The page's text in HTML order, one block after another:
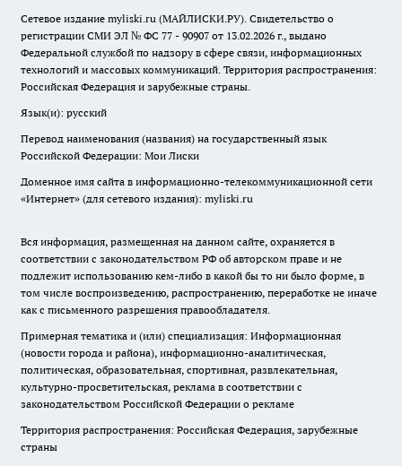
Сетевое издание myliski.ru (МАЙЛИСКИ.РУ). Свидетельство о
регистрации СМИ ЭЛ № ФС 77 - 90907 от 13.02.2026 г., выдано
Федеральной службой по надзору в сфере связи, информационных
технологий и массовых коммуникаций. Территория распространения:
Российская Федерация и зарубежные страны.
Язык(и): русский
Перевод наименования (названия) на государственный язык
Российской Федерации: Мои Лиски
Доменное имя сайта в информационно-телекоммуникационной сети
«Интернет» (для сетевого издания): myliski.ru
Вся информация, размещенная на данном сайте, охраняется в
соответствии с законодательством РФ об авторском праве и не
подлежит использованию кем-либо в какой бы то ни было форме, в
том числе воспроизведению, распространению, переработке не иначе
как с письменного разрешения правообладателя.
Примерная тематика и (или) специализация: Информационная
(новости города и района), информационно-аналитическая,
политическая, образовательная, спортивная, развлекательная,
культурно-просветительская, реклама в соответствии с
законодательством Российской Федерации о рекламе
Территория распространения: Российская Федерация, зарубежные
страны